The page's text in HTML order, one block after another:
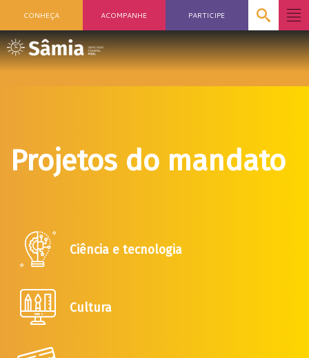
CONHEÇA ACOMPANHE PARTICIPE
Projetos do mandato
Ciência e tecnologia
Cultura